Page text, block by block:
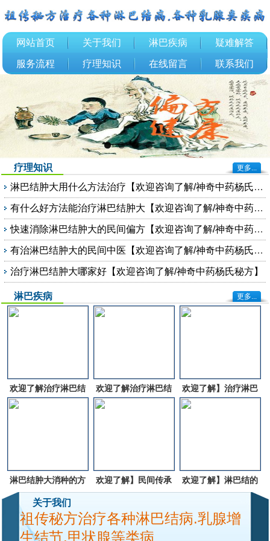
网站首页 关于我们 淋巴疾病 疑难解答
服务流程 疗理知识 在线留言 联系我们
更多...
疗理知识
淋巴结肿大用什么方法治疗【欢迎咨询了解/神奇中药杨氏秘方】
有什么好方法能治疗淋巴结肿大【欢迎咨询了解/神奇中药杨氏秘方】
快速消除淋巴结肿大的民间偏方【欢迎咨询了解/神奇中药杨氏秘方】
有治淋巴结肿大的民间中医【欢迎咨询了解/神奇中药杨氏秘方】
治疗淋巴结肿大哪家好【欢迎咨询了解/神奇中药杨氏秘方】
更多...
淋巴疾病
欢迎了解治疗淋巴结
肿大的方法有哪些
欢迎了解治疗淋巴结
肿大的中`药有哪些
欢迎了解】治疗淋巴
结肿大的中`药有哪
淋巴结肿大消种的方
法【欢迎咨询了解民
间偏方根治淋巴结肿
大
欢迎了解】民间传承
肿大?
欢迎了解】淋巴结的
关于我们
祖传秘方治疗各种淋巴结病.乳腺增
生结节.甲状腺等类病